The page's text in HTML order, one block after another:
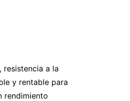
resistencia a la
y rentable para
rendimiento